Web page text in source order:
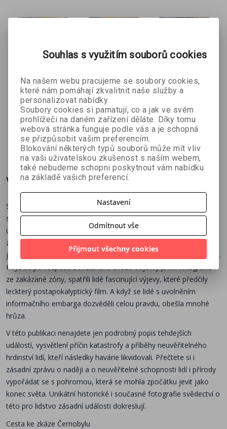
Antické
Řecko (3.
vydání)
kol. autorů
269 Kč 299 Kč
Starověký
Egypt - 4.
revidované
vydání
kolektiv autorů
224 Kč 249 Kč
Největší
bitvy
kol. autorů
224 Kč 249 Kč
Více o knize
Stalo se to před čtyřiceti lety. Snad všichni, kteří žili v tehdejším
socialistickém Československu, si ještě pamatují šeptandu a
útržky informací, pronikající skrze hradbu komunistického
zatloukání a lhaní. Nikdo nic nevěděl a jen málokomu docházelo,
jak strašná, nedozírná a nevyzpytatelná katastrofa se tehdy stala.
Když se po rozpadu Sovětského svazu objevily první fotografie
ze zakázané zóny, spatřili lidé fascinující výjevy, které předčily
leckterý postapokalyptický film. A když se lidé s uvolněním
informačního embarga dozvěděli celou pravdu, obešla mnohé
hrůza.
V této publikaci nenajdete jen podrobný popis tehdejších
událostí, vysvětlení příčin katastrofy a příběhy neuvěřitelného
hrdinství lidí, kteří následky havárie likvidovali. Přečtete si i
zásadní zprávu o naději a o neuvěřitelné schopnosti lidí i přírody
vypořádat se s pohromou, která se mohla zpočátku jevit jako
konec světa. Unikátní historické i současné fotografie svědectví o
této pro lidstvo zásadní události dokreslují.
Cesta ke zkáze Černobylu
Souhlas s využitím souborů cookies
Na našem webu pracujeme se soubory cookies,
které nám pomáhají zkvalitnit naše služby a
personalizovat nabídky.
Soubory cookies si pamatují, co a jak ve svém
prohlížeči na daném zařízení děláte. Díky tomu
webová stránka funguje podle vás a je schopná
se přizpůsobit vašim preferencím.
Blokování některých typů souborů může mít vliv
na vaši uživatelskou zkušenost s naším webem,
také nebudeme schopni poskytnout vám nabídku
na základě vašich preferencí.
Nastavení
Odmítnout vše
Přijmout všechny cookies